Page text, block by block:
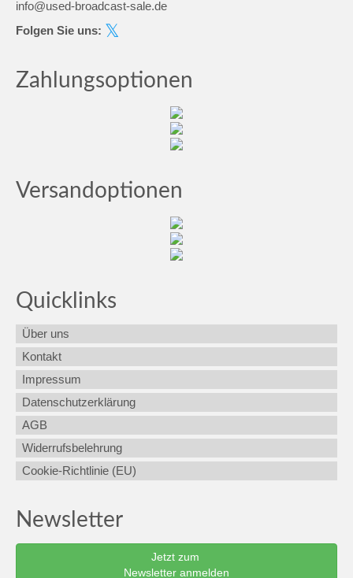
info@used-broadcast-sale.de
Folgen Sie uns:
Zahlungsoptionen
Versandoptionen
Quicklinks
Über uns
Kontakt
Impressum
Datenschutzerklärung
AGB
Widerrufsbelehrung
Cookie-Richtlinie (EU)
Newsletter
Jetzt zum
Newsletter anmelden